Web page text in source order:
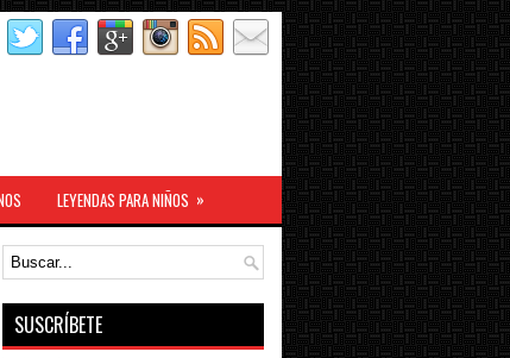
LEYENDAS PARA NIÑOS »
SUSCRÍBETE